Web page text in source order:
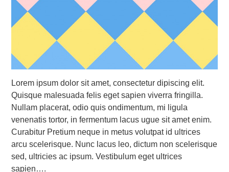
Lorem ipsum dolor sit amet, consectetur dipiscing elit.
Quisque malesuada felis eget sapien viverra fringilla.
Nullam placerat, odio quis ondimentum, mi ligula
venenatis tortor, in fermentum lacus ugue sit amet enim.
Curabitur Pretium neque in metus volutpat id ultrices
arcu scelerisque. Nunc lacus leo, dictum non scelerisque
sed, ultricies ac ipsum. Vestibulum eget ultrices
sapien….